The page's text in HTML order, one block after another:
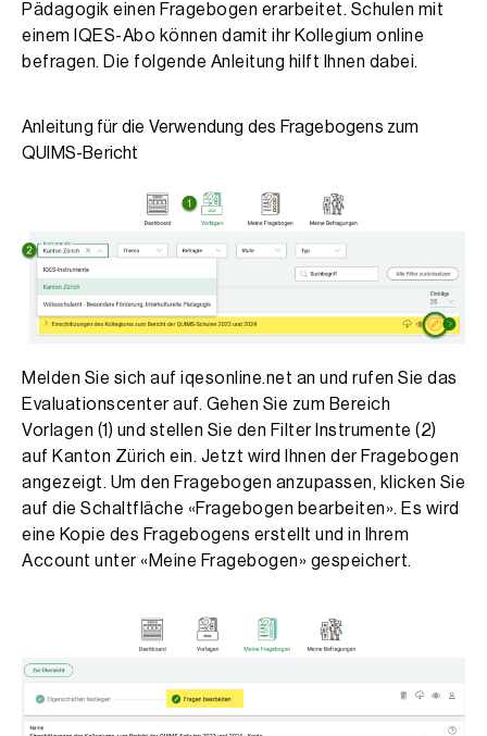
Pädagogik einen Fragebogen erarbeitet. Schulen mit
einem IQES-Abo können damit ihr Kollegium online
befragen. Die folgende Anleitung hilft Ihnen dabei.
Anleitung für die Verwendung des Fragebogens zum
QUIMS-Bericht
Melden Sie sich auf iqesonline.net an und rufen Sie das
Evaluationscenter auf. Gehen Sie zum Bereich
Vorlagen (1) und stellen Sie den Filter Instrumente (2)
auf Kanton Zürich ein. Jetzt wird Ihnen der Fragebogen
angezeigt. Um den Fragebogen anzupassen, klicken Sie
auf die Schaltfläche «Fragebogen bearbeiten». Es wird
eine Kopie des Fragebogens erstellt und in Ihrem
Account unter «Meine Fragebogen» gespeichert.